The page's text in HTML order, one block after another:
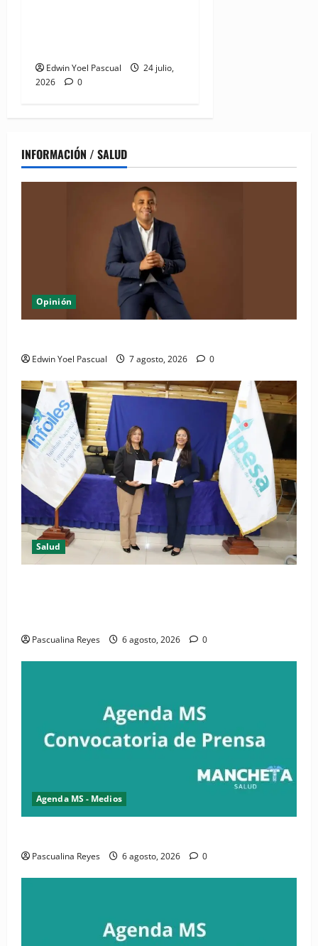
Edwin Yoel Pascual
24 julio,
2026
0
INFORMACIÓN / SALUD
Opinión
Edwin Yoel Pascual 7 agosto, 2026 0
Salud
Pascualina Reyes 6 agosto, 2026 0
Agenda MS - Medios
Pascualina Reyes 6 agosto, 2026 0